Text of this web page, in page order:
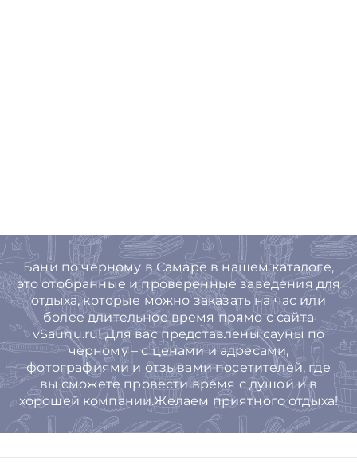
Бани по черному в Самаре в нашем каталоге,
это отобранные и проверенные заведения для
отдыха, которые можно заказать на час или
более длительное время прямо с сайта
vSaunu.ru! Для вас представлены сауны по
черному – с ценами и адресами,
фотографиями и отзывами посетителей, где
вы сможете провести время с душой и в
хорошей компании.Желаем приятного отдыха!